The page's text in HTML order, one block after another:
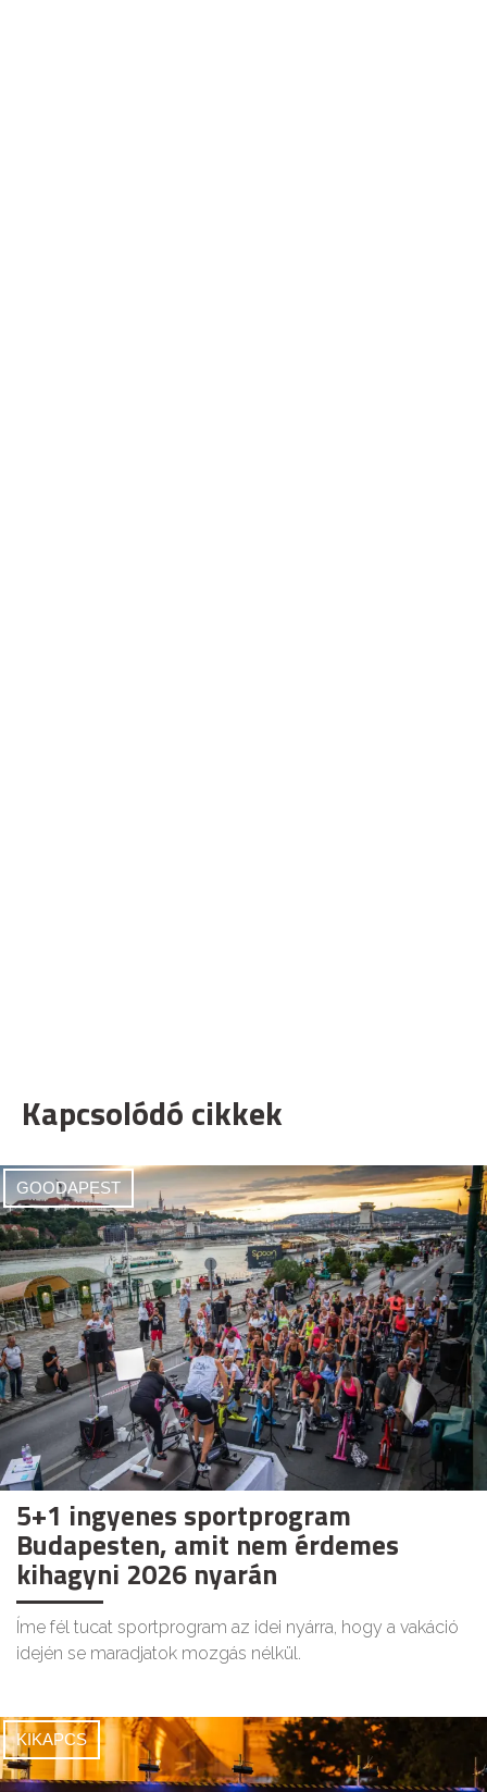
Kapcsolódó cikkek
GOODAPEST
5+1 ingyenes sportprogram
Budapesten, amit nem érdemes
kihagyni 2026 nyarán
Íme fél tucat sportprogram az idei nyárra, hogy a vakáció
idején se maradjatok mozgás nélkül.
KIKAPCS